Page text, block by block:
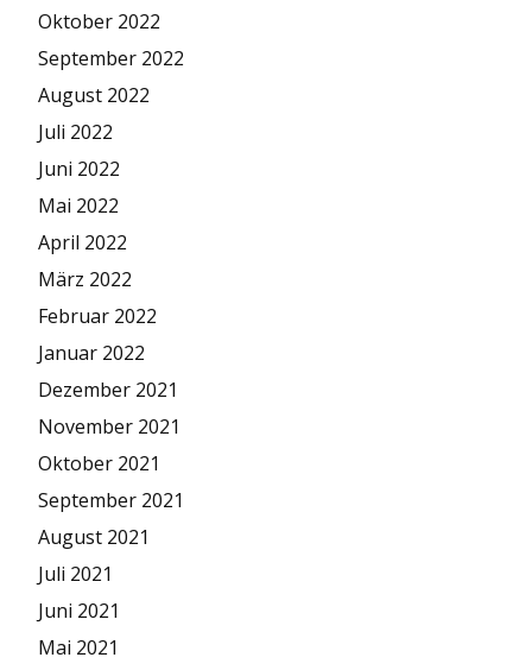
Oktober 2022
September 2022
August 2022
Juli 2022
Juni 2022
Mai 2022
April 2022
März 2022
Februar 2022
Januar 2022
Dezember 2021
November 2021
Oktober 2021
September 2021
August 2021
Juli 2021
Juni 2021
Mai 2021